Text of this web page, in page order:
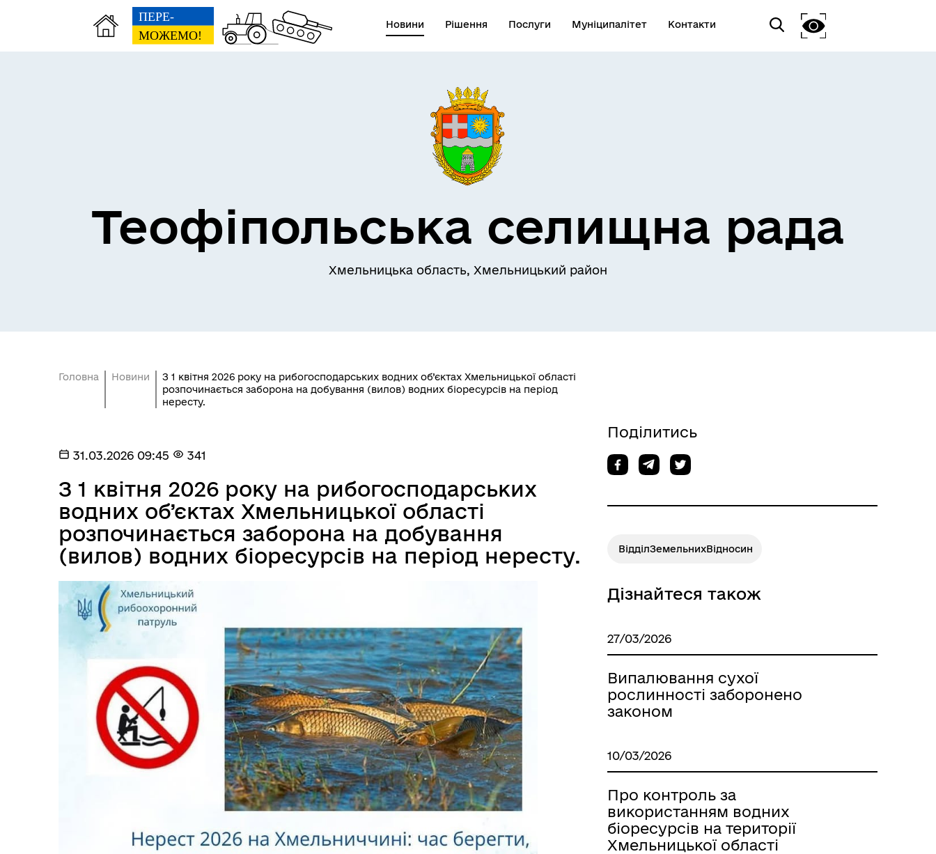
Новини Рішення Послуги Муніципалітет Контакти
Теофіпольська селищна рада
Хмельницька область, Хмельницький район
Головна Новини
З 1 квітня 2026 року на рибогосподарських водних об’єктах Хмельницької області
розпочинається заборона на добування (вилов) водних біоресурсів на період
нересту.
31.03.2026 09:45 341
З 1 квітня 2026 року на рибогосподарських
водних об’єктах Хмельницької області
розпочинається заборона на добування
(вилов) водних біоресурсів на період нересту.
Поділитись
ВідділЗемельнихВідносин
Дізнайтеся також
27/03/2026
Випалювання сухої
рослинності заборонено
законом
10/03/2026
Про контроль за
використанням водних
біоресурсів на території
Хмельницької області